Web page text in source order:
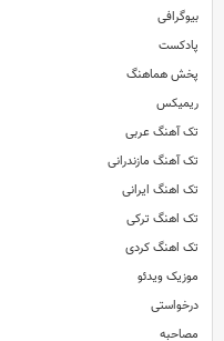
بیوگرافی
پادکست
پخش هماهنگ
ریمیکس
تک آهنگ عربی
تک آهنگ مازندرانی
تک اهنگ ایرانی
تک اهنگ ترکی
تک اهنگ کردی
موزیک ویدئو
درخواستی
مصاحبه